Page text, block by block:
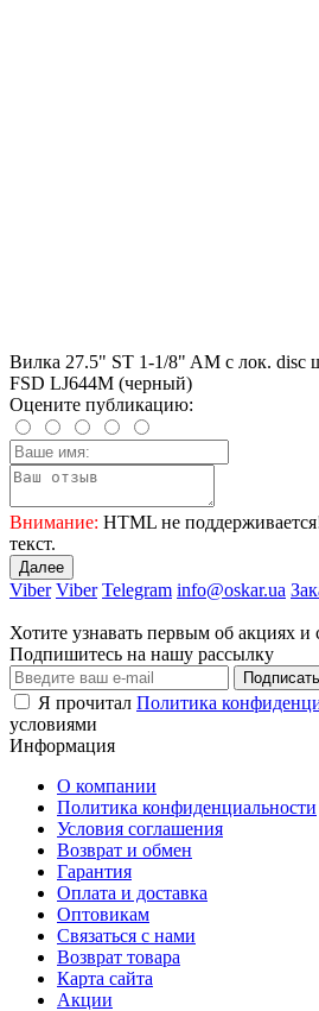
Вилка 27.5" ST 1-1/8" AM с лок. disc
FSD LJ644M (черный)
Оцените публикацию:
Внимание: HTML не
текст.
Далее
Viber Viber Telegram info@oskar.ua
Хотите узнавать первым об акциях и
Подпишитесь на нашу рассылку
Я прочитал Политика
условиями
Информация
О компании
Политика конфиденциальности
Условия соглашения
Возврат и обмен
Гарантия
Оплата и доставка
Оптовикам
Связаться с нами
Возврат товара
Карта сайта
Акции